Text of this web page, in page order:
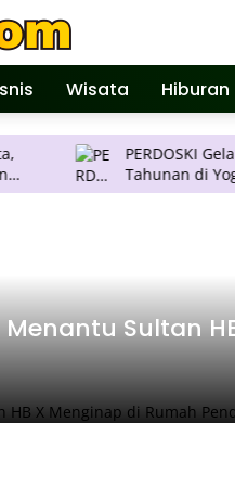
Wisata Hiburan
PERDOSKI Gelar
Tahunan di Yogyakarta,
Inovasi Dermatologi
Sultan